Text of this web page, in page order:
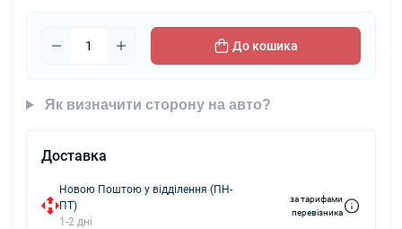
До кошика
Як визначити сторону на авто?
Доставка
Новою Поштою у відділення (ПН-
ПТ)
1-2 дні
за тарифами
перевізника